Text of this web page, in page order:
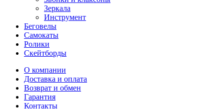
Зеркала
Инструмент
Беговелы
Самокаты
Ролики
Скейтборды
О компании
Доставка и оплата
Возврат и обмен
Гарантия
Контакты